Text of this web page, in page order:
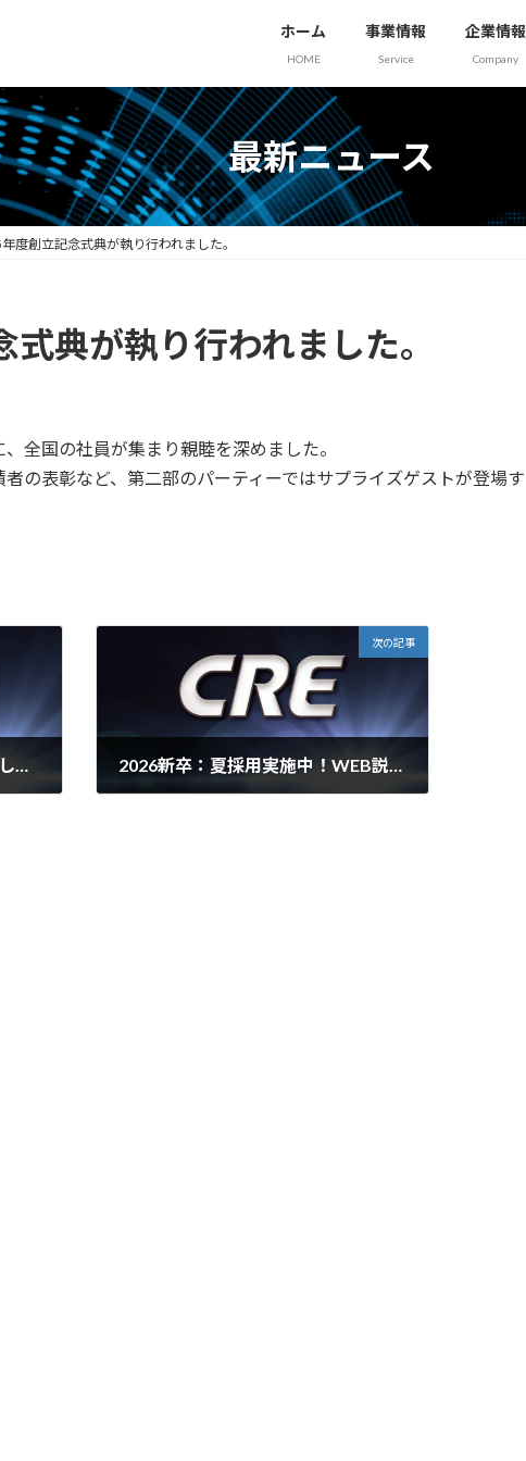
ホーム
HOME
事業情報
Service
企業情報
Company
最新ニュース
度創立記念式典が執り行われました。
典が執り行われました。
全国の社員が集まり親睦を深めました。
の表彰など、第二部のパーティーではサプライズゲストが登場す
2025年度入社式が執り行われました。
次の記事
2026新卒：夏採用実施中！WEB説明会の申込受付中です。